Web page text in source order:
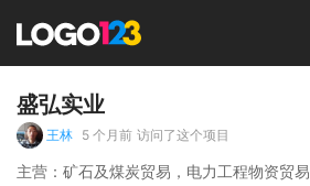
选择套餐→
盛弘实业
王林 5 个月前 访问了这个项目
主营：矿石及煤炭贸易，电力工程物资贸易